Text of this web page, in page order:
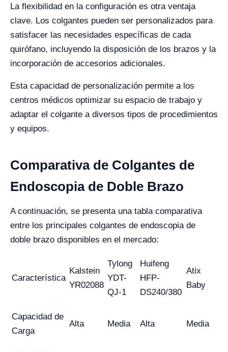
La flexibilidad en la configuración es otra ventaja
clave. Los colgantes pueden ser personalizados para
satisfacer las necesidades específicas de cada
quirófano, incluyendo la disposición de los brazos y la
incorporación de accesorios adicionales.
Esta capacidad de personalización permite a los
centros médicos optimizar su espacio de trabajo y
adaptar el colgante a diversos tipos de procedimientos
y equipos.
Comparativa de Colgantes de
Endoscopia de Doble Brazo
A continuación, se presenta una tabla comparativa
entre los principales colgantes de endoscopia de
doble brazo disponibles en el mercado:
Característica
Kalstein
YR02088
Tylong
YDT-
QJ-1
Huifeng
HFP-
DS240/380
Atix
Baby
Capacidad de
Carga
Alta Media Alta Media